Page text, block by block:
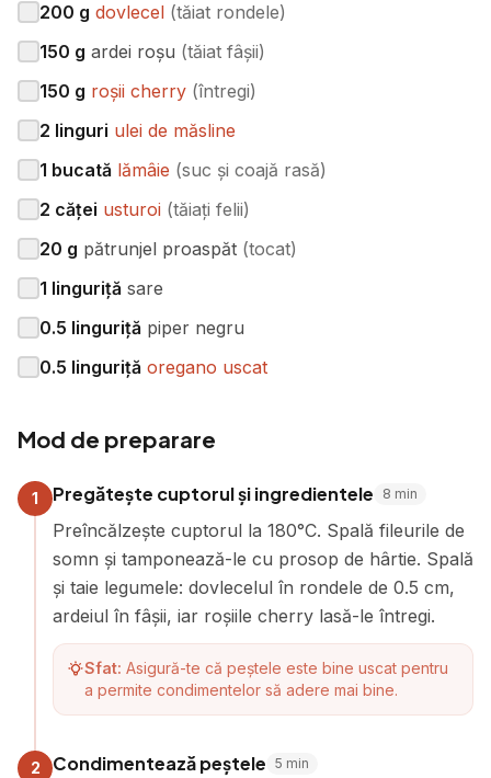
200 g dovlecel (tăiat rondele)
150 g ardei roșu (tăiat fâșii)
150 g roșii cherry (întregi)
2 linguri ulei de măsline
1 bucată lămâie (suc și coajă rasă)
2 căței usturoi (tăiați felii)
20 g pătrunjel proaspăt (tocat)
1 linguriță sare
0.5 linguriță piper negru
0.5 linguriță oregano uscat
Mod de preparare
1 Pregătește cuptorul și ingredientele 8 min
Preîncălzește cuptorul la 180°C. Spală fileurile de
somn și tamponează-le cu prosop de hârtie. Spală
și taie legumele: dovlecelul în rondele de 0.5 cm,
ardeiul în fâșii, iar roșiile cherry lasă-le întregi.
Sfat: Asigură-te că peștele este bine uscat pentru
a permite condimentelor să adere mai bine.
2 Condimentează peștele 5 min